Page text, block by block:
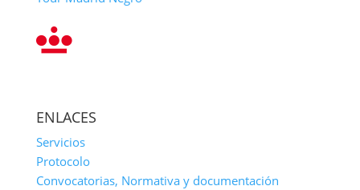
ENLACES
Servicios
Protocolo
Convocatorias, Normativa y documentación